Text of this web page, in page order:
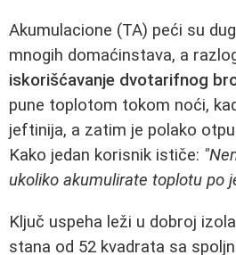
Akumulacione (TA) peći su
mnogih domaćinstava, a
iskorišćavanje dvotarifnog
pune toplotom tokom noći,
jeftinija, a zatim je polako
Kako jedan korisnik ističe:
ukoliko akumulirate toplotu po
Ključ uspeha leži u dobroj
stana od 52 kvadrata sa